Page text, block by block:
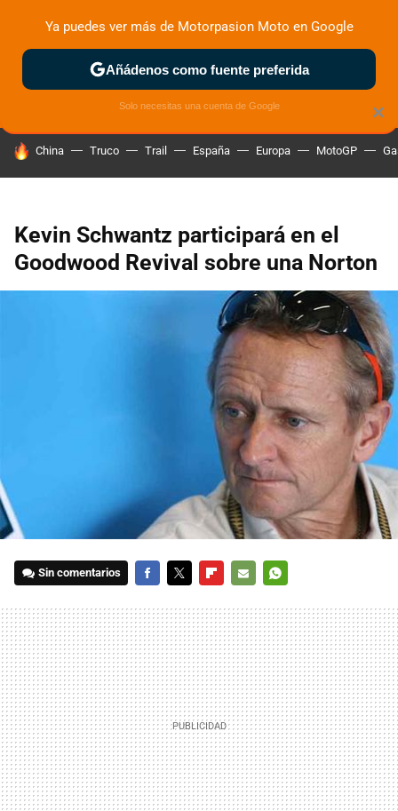
ZONA DE PRUEBAS DEPORTIVAS MOTOS ELÉCTRICAS
HOY SE HABLA DE
China Truco Trail España Europa MotoGP
Kevin Schwantz participará en el
Goodwood Revival sobre una Norton
Sin comentarios
MAIL
×
Ya puedes ver más de Motorpasion Moto en Google
Añádenos como fuente preferida
Solo necesitas una cuenta de Google